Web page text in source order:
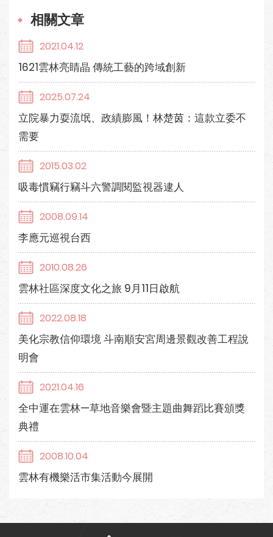
相關文章
2021.04.12
1621雲林亮睛晶 傳統工藝的跨域創新
2025.07.24
立院暴力耍流氓、政績膨風！林楚茵：這款立委不
需要
2015.03.02
吸毒慣竊行竊斗六警調閱監視器逮人
2008.09.14
李應元巡視台西
2010.08.26
雲林社區深度文化之旅 9月11日啟航
2022.08.18
美化宗教信仰環境 斗南順安宮周邊景觀改善工程說
明會
2021.04.16
全中運在雲林—草地音樂會暨主題曲舞蹈比賽頒獎
典禮
2008.10.04
雲林有機樂活市集活動今展開